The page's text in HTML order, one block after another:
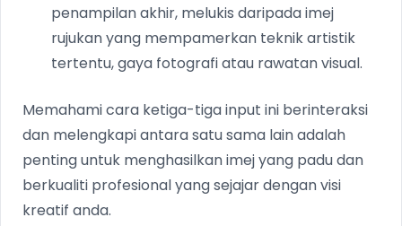
penampilan akhir, melukis daripada imej
rujukan yang mempamerkan teknik artistik
tertentu, gaya fotografi atau rawatan visual.
Memahami cara ketiga-tiga input ini berinteraksi
dan melengkapi antara satu sama lain adalah
penting untuk menghasilkan imej yang padu dan
berkualiti profesional yang sejajar dengan visi
kreatif anda.